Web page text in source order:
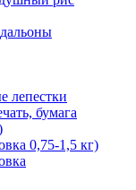
лепестки
бумага
0,75-1,5 кг)